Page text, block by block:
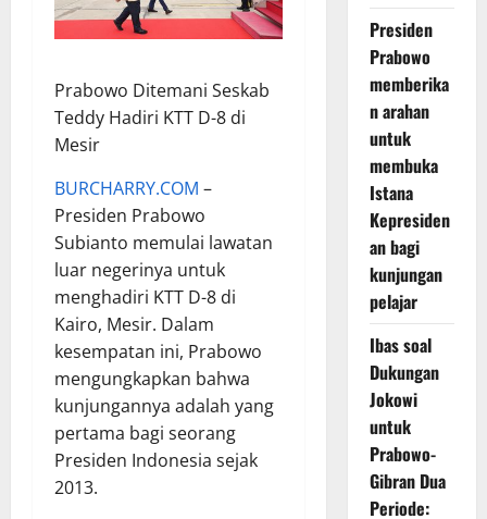
Prabowo Ditemani Seskab
Teddy Hadiri KTT D-8 di
Mesir
BURCHARRY.COM –
Presiden Prabowo
Subianto memulai lawatan
luar negerinya untuk
menghadiri KTT D-8 di
Kairo, Mesir. Dalam
kesempatan ini, Prabowo
mengungkapkan bahwa
kunjungannya adalah yang
pertama bagi seorang
Presiden Indonesia sejak
2013.
Presiden
Prabowo
memberika
n arahan
untuk
membuka
Istana
Kepresiden
an bagi
kunjungan
pelajar
Ibas soal
Dukungan
Jokowi
untuk
Prabowo-
Gibran Dua
Periode: